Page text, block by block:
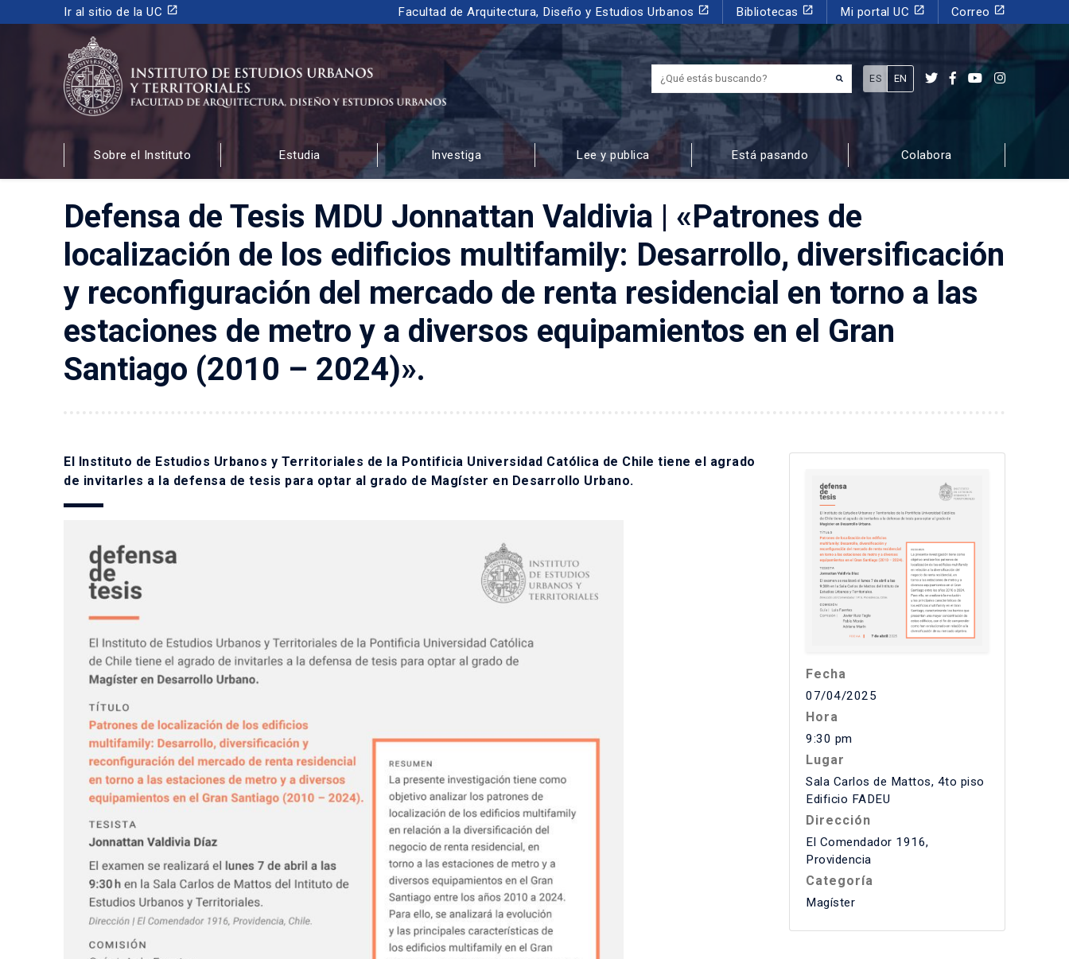
Ir al sitio de la UC launch Facultad de Arquitectura, Diseño y Estudios Urbanos launch Bibliotecas launch Mi portal UC launch Correo launch
INSTITUTO DE ESTUDIOS URBANOS
Y TERRITORIALES
FACULTAD DE ARQUITECTURA, DISEÑO Y ESTUDIOS URBANOS
¿Qué estás buscando?
ES EN
Sobre el Instituto Estudia Investiga Lee y publica Está pasando Colabora
Defensa de Tesis MDU Jonnattan Valdivia | «Patrones de
localización de los edificios multifamily: Desarrollo, diversificación
y reconfiguración del mercado de renta residencial en torno a las
estaciones de metro y a diversos equipamientos en el Gran
Santiago (2010 – 2024)».
El Instituto de Estudios Urbanos y Territoriales de la Pontificia Universidad Católica de Chile tiene el agrado
de invitarles a la defensa de tesis para optar al grado de Magíster en Desarrollo Urbano.
Fecha
07/04/2025
Hora
9:30 pm
Lugar
Sala Carlos de Mattos, 4to piso
Edificio FADEU
Dirección
El Comendador 1916,
Providencia
Categoría
Magíster